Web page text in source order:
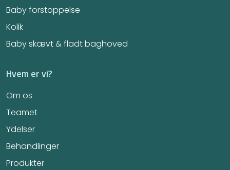
Baby forstoppelse
Kolik
Baby skævt & fladt baghoved
Hvem er vi?
Om os
Teamet
Ydelser
Behandlinger
Produkter